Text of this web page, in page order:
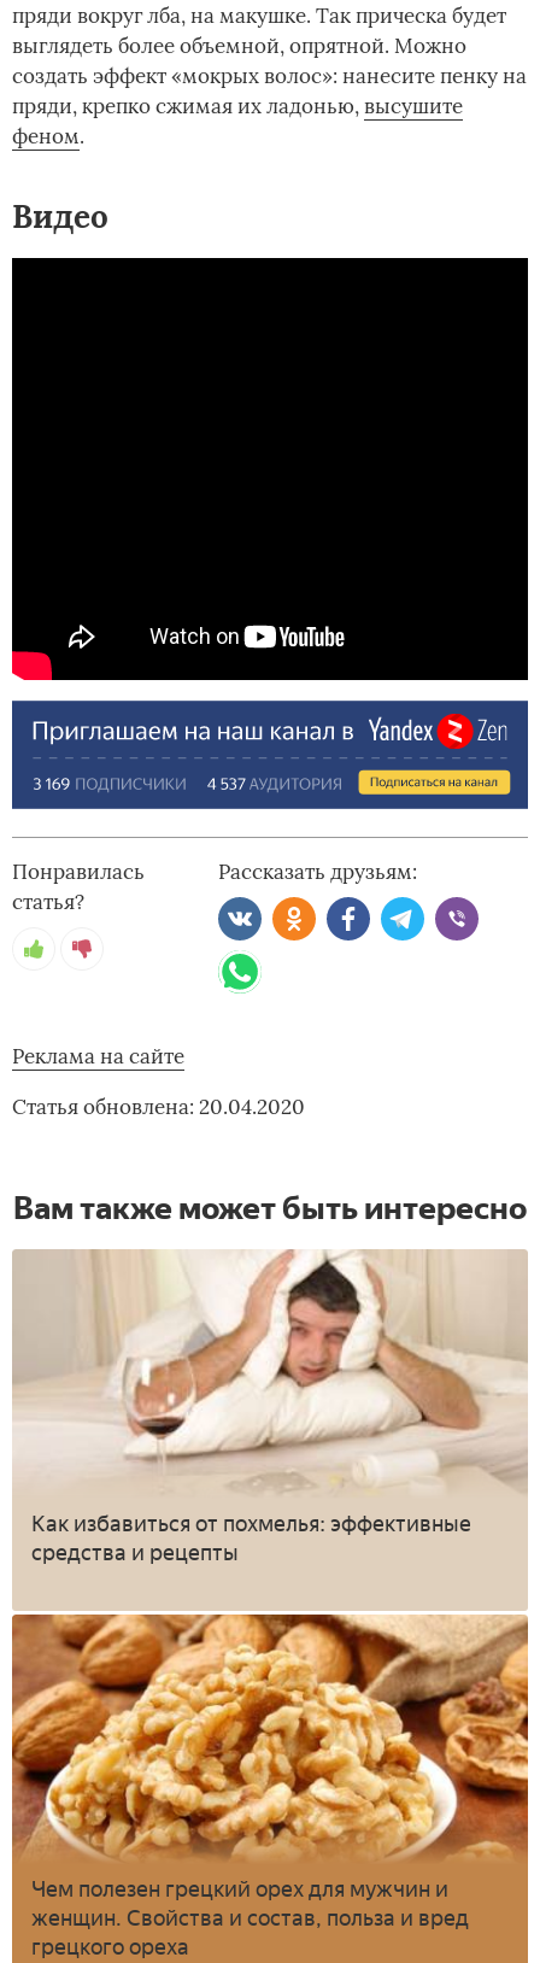
пряди вокруг лба, на макушке. Так прическа будет
выглядеть более объемной, опрятной. Можно
создать эффект «мокрых волос»: нанесите пенку на
пряди, крепко сжимая их ладонью,высушите
феном.
Видео
Понравилась
статья?
Рассказать друзьям:
Реклама на сайте
Статья обновлена: 20.04.2020
Вам также может быть интересно
Как избавиться от похмелья: эффективные
средства и рецепты
Чем полезен грецкий орех для мужчин и
женщин. Свойства и состав, польза и вред
грецкого ореха